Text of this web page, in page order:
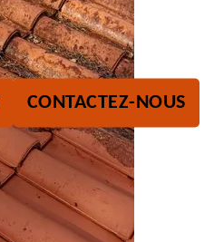
CONTACTEZ-NOUS